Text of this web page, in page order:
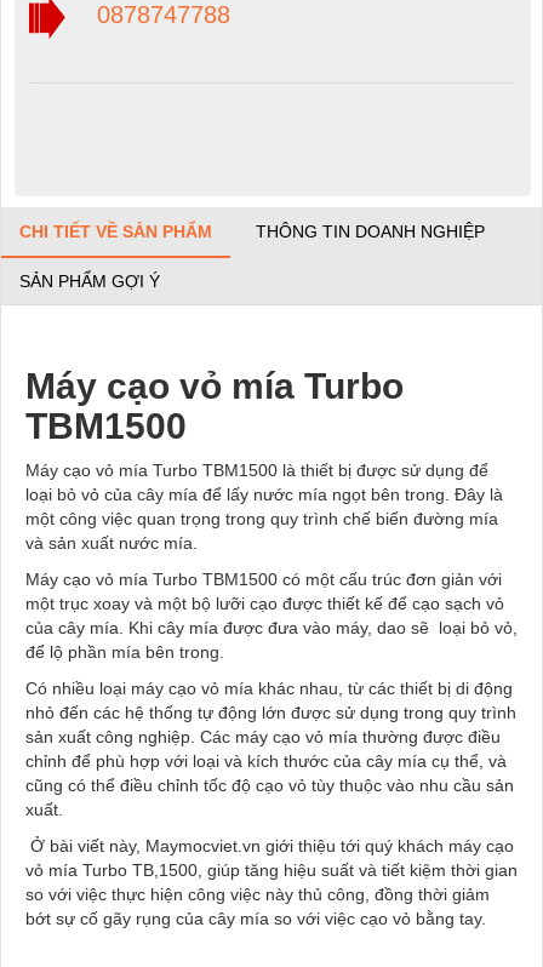
0878747788
CHI TIẾT VỀ SẢN PHẨM THÔNG TIN DOANH NGHIỆP
SẢN PHẨM GỢI Ý
Máy cạo vỏ mía Turbo
TBM1500
Máy cạo vỏ mía Turbo TBM1500 là thiết bị được sử dụng để
loại bỏ vỏ của cây mía để lấy nước mía ngọt bên trong. Đây là
một công việc quan trọng trong quy trình chế biến đường mía
và sản xuất nước mía.
Máy cạo vỏ mía Turbo TBM1500 có một cấu trúc đơn giản với
một trục xoay và một bộ lưỡi cạo được thiết kế để cạo sạch vỏ
của cây mía. Khi cây mía được đưa vào máy, dao sẽ loại bỏ vỏ,
để lộ phần mía bên trong.
Có nhiều loại máy cạo vỏ mía khác nhau, từ các thiết bị di động
nhỏ đến các hệ thống tự động lớn được sử dụng trong quy trình
sản xuất công nghiệp. Các máy cạo vỏ mía thường được điều
chỉnh để phù hợp với loại và kích thước của cây mía cụ thể, và
cũng có thể điều chỉnh tốc độ cạo vỏ tùy thuộc vào nhu cầu sản
xuất.
Ở bài viết này, Maymocviet.vn giới thiệu tới quý khách máy cạo
vỏ mía Turbo TB,1500, giúp tăng hiệu suất và tiết kiệm thời gian
so với việc thực hiện công việc này thủ công, đồng thời giảm
bớt sự cố gãy rụng của cây mía so với việc cạo vỏ bằng tay.